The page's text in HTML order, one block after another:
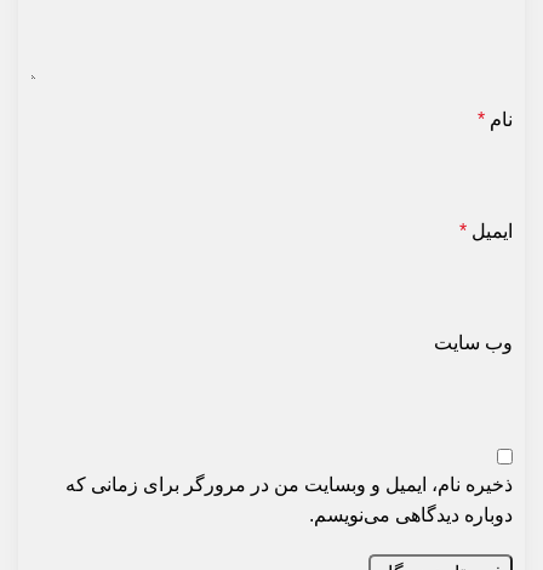
نام *
ایمیل *
وب‌ سایت
ذخیره نام، ایمیل و وبسایت من در مرورگر برای زمانی که
دوباره دیدگاهی می‌نویسم.